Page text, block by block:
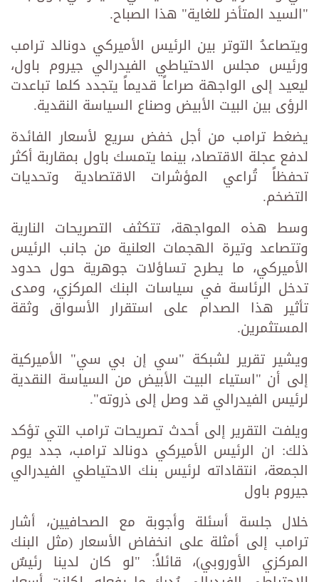
"السيد المتأخر للغاية" هذا الصباح.
ويتصاعدُ التوتر بين الرئيس الأميركي دونالد ترامب
ورئيس مجلس الاحتياطي الفيدرالي جيروم باول،
ليعيد إلى الواجهة صراعاً قديماً يتجدد كلما تباعدت
الرؤى بين البيت الأبيض وصناع السياسة النقدية.
يضغط ترامب من أجل خفض سريع لأسعار الفائدة
لدفع عجلة الاقتصاد، بينما يتمسك باول بمقاربة أكثر
تحفظاً تُراعي المؤشرات الاقتصادية وتحديات
التضخم.
وسط هذه المواجهة، تتكثف التصريحات النارية
وتتصاعد وتيرة الهجمات العلنية من جانب الرئيس
الأميركي، ما يطرح تساؤلات جوهرية حول حدود
تدخل الرئاسة في سياسات البنك المركزي، ومدى
تأثير هذا الصدام على استقرار الأسواق وثقة
المستثمرين.
ويشير تقرير لشبكة "سي إن بي سي" الأميركية
إلى أن "استياء البيت الأبيض من السياسة النقدية
لرئيس الفيدرالي قد وصل إلى ذروته".
ويلفت التقرير إلى أحدث تصريحات ترامب التي تؤكد
ذلك: ان الرئيس الأميركي دونالد ترامب، جدد يوم
الجمعة، انتقاداته لرئيس بنك الاحتياطي الفيدرالي
جيروم باول
خلال جلسة أسئلة وأجوبة مع الصحافيين، أشار
ترامب إلى أمثلة على انخفاض الأسعار (مثل البنك
المركزي الأوروبي)، قائلاً: "لو كان لدينا رئيسٌ